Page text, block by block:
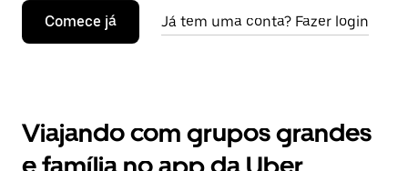
Comece já Já tem uma conta? Fazer login
Viajando com grupos grandes